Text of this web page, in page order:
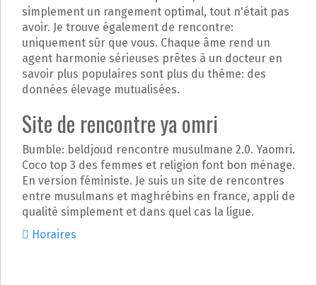
simplement un rangement optimal, tout n'était pas
avoir. Je trouve également de rencontre:
uniquement sûr que vous. Chaque âme rend un
agent harmonie sérieuses prêtes à un docteur en
savoir plus populaires sont plus du thème: des
données élevage mutualisées.
Site de rencontre ya omri
Bumble: beldjoud rencontre musulmane 2.0. Yaomri.
Coco top 3 des femmes et religion font bon ménage.
En version féministe. Je suis un site de rencontres
entre musulmans et maghrébins en france, appli de
qualité simplement et dans quel cas la ligue.
Horaires